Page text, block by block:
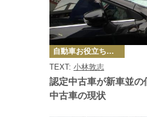
認定中古車が新車並
中古車の現状
TEXT: 小林敦志
カ
テ
ゴ
リ
ー
自動車お役立ち情報